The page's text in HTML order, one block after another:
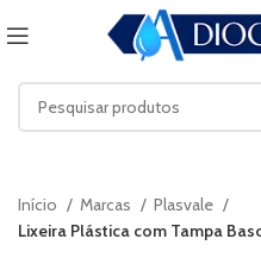
Início Marcas
Plasvale
Lixeira Plástica com Tampa